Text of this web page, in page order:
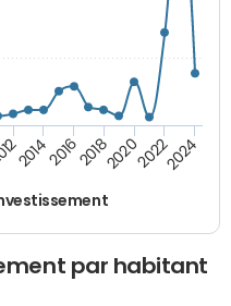
201420162018202020222024
par habitant